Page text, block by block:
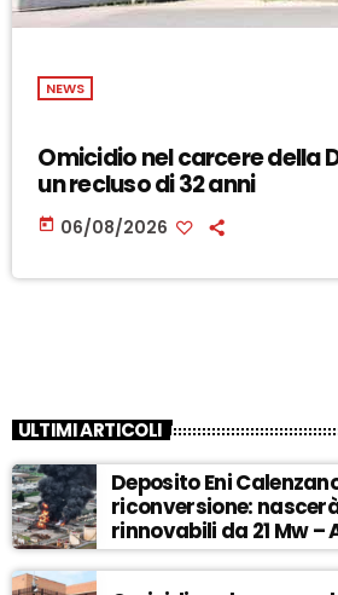
NEWS
Omicidio nel carcere della
un recluso di 32 anni
today 06/08/2026
ULTIMI ARTICOLI
Deposito Eni
riconversione:
rinnovabili da 21 Mw –